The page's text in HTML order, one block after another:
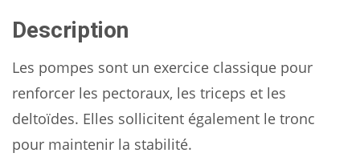
Description
Les pompes sont un exercice classique pour
renforcer les pectoraux, les triceps et les
deltoïdes. Elles sollicitent également le tronc
pour maintenir la stabilité.